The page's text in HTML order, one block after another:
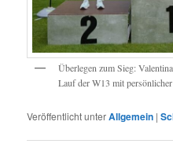
Überlegen zum Sieg:
Lauf der W13 mit
Veröffentlicht unterAllgemein |